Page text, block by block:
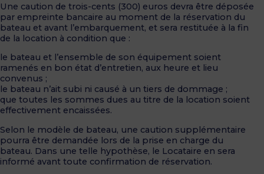
Une caution de trois-cents (300) euros devra être déposée
par empreinte bancaire au moment de la réservation du
bateau et avant l’embarquement, et sera restituée à la fin
de la location à condition que :
le bateau et l’ensemble de son équipement soient
ramenés en bon état d’entretien, aux heure et lieu
convenus ;
le bateau n’ait subi ni causé à un tiers de dommage ;
que toutes les sommes dues au titre de la location soient
effectivement encaissées.
Selon le modèle de bateau, une caution supplémentaire
pourra être demandée lors de la prise en charge du
bateau. Dans une telle hypothèse, le Locataire en sera
informé avant toute confirmation de réservation.